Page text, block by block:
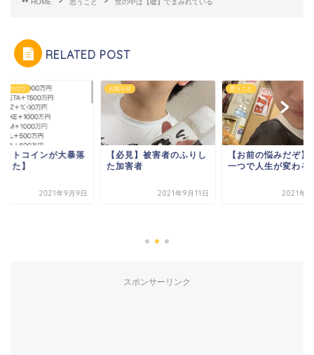
HOME 思うこと 世の中は【嘘】でまみれている
RELATED POST
見】被害者のふりし
害者
2021年9月11日
思うこと
【お前の悩みだぞ】行動
一つで人生が変わる
2021年9月3日
ビジネスのコツ
スポンサーリンク